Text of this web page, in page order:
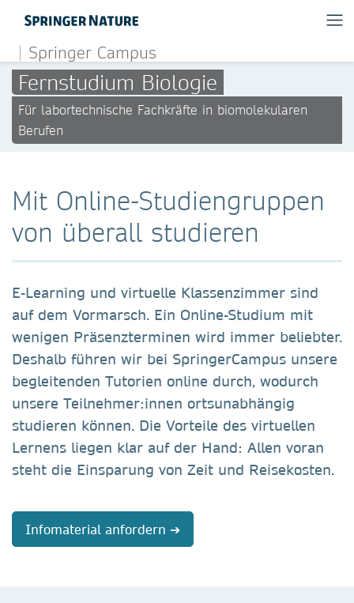
Springer Campus
Fernstudium Biologie
Für labortechnische Fachkräfte in biomolekularen
Berufen
Mit Online-Studiengruppen
von überall studieren
E-Learning und virtuelle Klassenzimmer sind
auf dem Vormarsch. Ein Online-Studium mit
wenigen Präsenzterminen wird immer beliebter.
Deshalb führen wir bei SpringerCampus unsere
begleitenden Tutorien online durch, wodurch
unsere Teilnehmer:innen ortsunabhängig
studieren können. Die Vorteile des virtuellen
Lernens liegen klar auf der Hand: Allen voran
steht die Einsparung von Zeit und Reisekosten.
Infomaterial anfordern ➔